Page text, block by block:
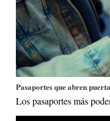
Pasaportes que abren
Los pasaportes más